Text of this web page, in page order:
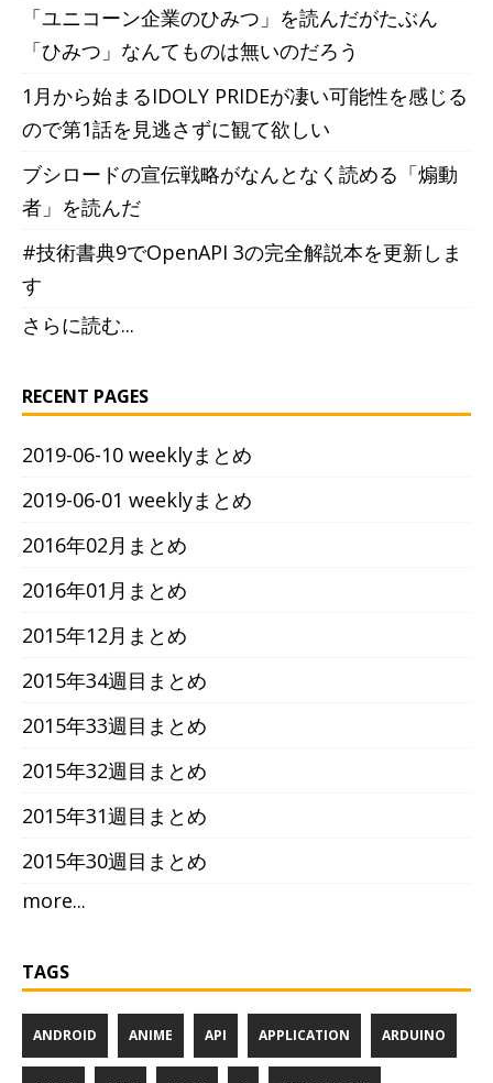
「ユニコーン企業のひみつ」を読んだがたぶん
「ひみつ」なんてものは無いのだろう
1月から始まるIDOLY PRIDEが凄い可能性を感じる
ので第1話を見逃さずに観て欲しい
ブシロードの宣伝戦略がなんとなく読める「煽動
者」を読んだ
#技術書典9でOpenAPI 3の完全解説本を更新しま
す
さらに読む...
RECENT PAGES
2019-06-10 weeklyまとめ
2019-06-01 weeklyまとめ
2016年02月まとめ
2016年01月まとめ
2015年12月まとめ
2015年34週目まとめ
2015年33週目まとめ
2015年32週目まとめ
2015年31週目まとめ
2015年30週目まとめ
more...
TAGS
ANDROID ANIME API APPLICATION ARDUINO